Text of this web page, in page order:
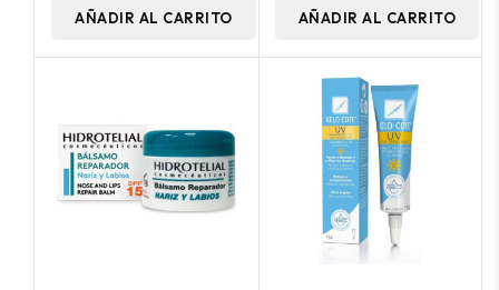
AÑADIR AL CARRITO AÑADIR AL CARRITO